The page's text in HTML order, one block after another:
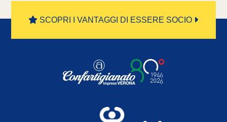
SCOPRI I VANTAGGI DI ESSERE SOCIO